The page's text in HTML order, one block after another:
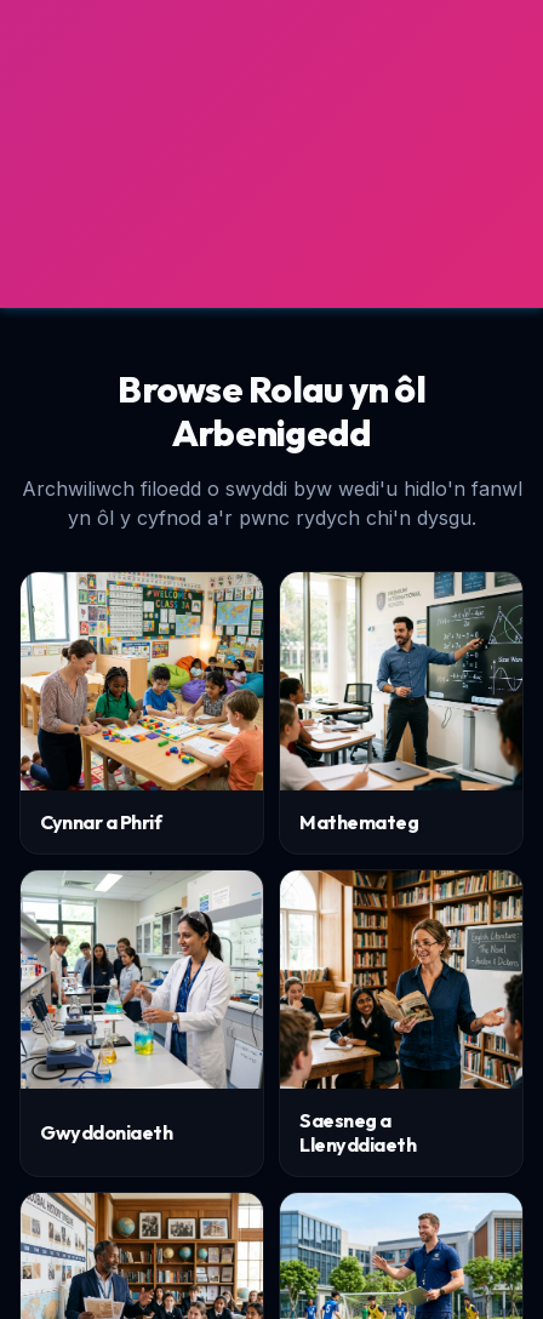
Browse Rolau yn ôl
Arbenigedd
Archwiliwch filoedd o swyddi byw wedi'u hidlo'n fanwl
yn ôl y cyfnod a'r pwnc rydych chi'n dysgu.
Cynnar a Phrif Mathemateg
Gwyddoniaeth
Saesneg a
Llenyddiaeth